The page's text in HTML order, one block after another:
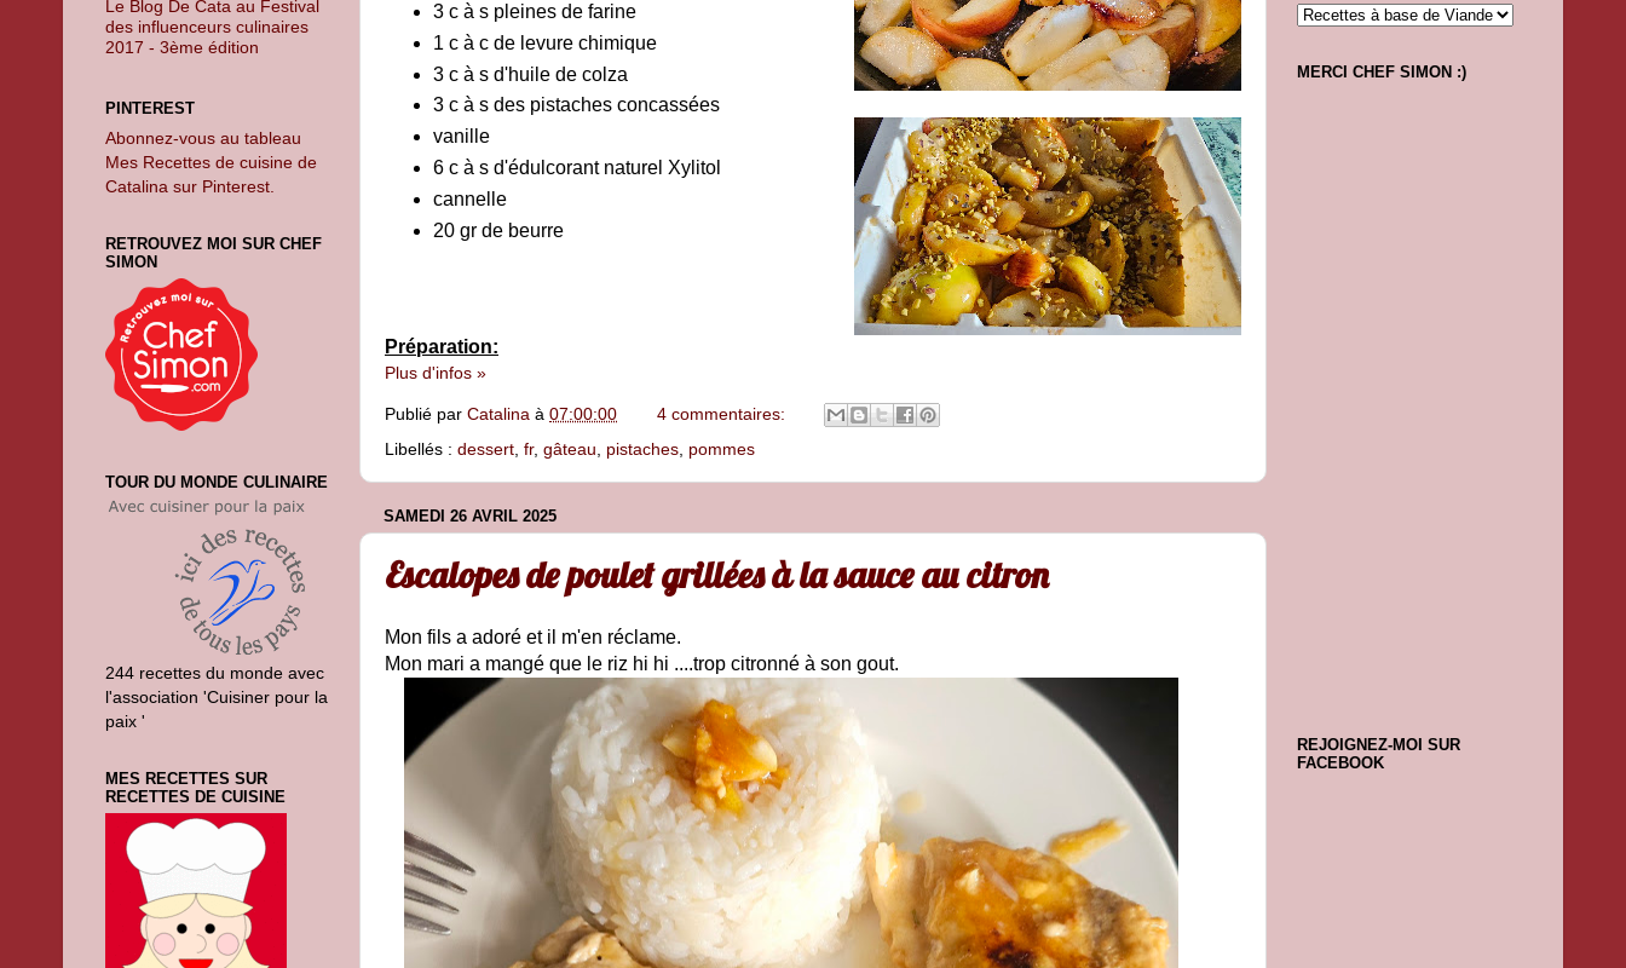
3 c à s pleines de farine
1 c à c de levure chimique
3 c à s d'huile de colza
3 c à s des pistaches concassées
vanille
6 c à s d'édulcorant naturel Xylitol
cannelle
20 gr de beurre
Préparation:
Plus d'infos »
Publié par Catalina à 07:00:00
4 commentaires:
Libellés : dessert fr, gâteau pistaches pommes
SAMEDI 26 AVRIL 2025
Escalopes de poulet grillées à la sauce au citron
Mon fils a adoré et il m'en réclame.
Mon mari a mangé que le riz hi hi ....trop citronné à son gout.
Le Blog De Cata au Festival
des influenceurs culinaires
2017 - 3ème édition
PINTEREST
Abonnez-vous au tableau
Mes Recettes de cuisine de
Catalina sur Pinterest.
RETROUVEZ MOI SUR CHEF
SIMON
TOUR DU MONDE CULINAIRE
244 recettes du monde avec
l'association 'Cuisiner pour la
paix '
MES RECETTES SUR
RECETTES DE CUISINE
MERCI CHEF SIMON :)
REJOIGNEZ-MOI SUR
FACEBOOK